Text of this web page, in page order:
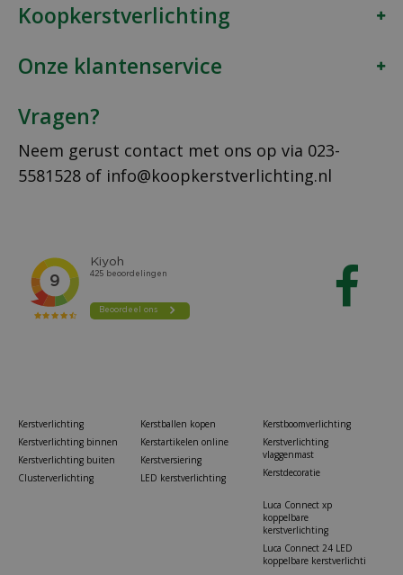
Koopkerstverlichting
Onze klantenservice
Vragen?
Neem gerust contact met ons op via 023-
5581528 of info@koopkerstverlichting.nl
Kerstverlichting
Kerstverlichting binnen
Kerstverlichting buiten
Clusterverlichting
Kerstballen kopen
Kerstartikelen online
Kerstversiering
LED kerstverlichting
Kerstboomverlichting
Kerstverlichting
vlaggenmast
Kerstdecoratie
Luca Connect xp
koppelbare
kerstverlichting
Luca Connect 24 LED
koppelbare kerstverlichti